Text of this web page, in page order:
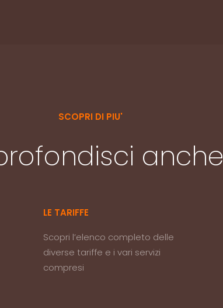
SCOPRI DI PIU'
anche
LE TARIFFE
Scopri l’elenco completo delle
diverse tariffe e i vari servizi
compresi